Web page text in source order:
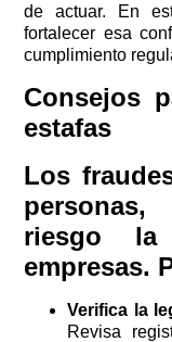
de actuar. En
fortalecer esa
cumplimiento
Consejos
estafas
Los
riesgo
empresas.
Verifica la
Revisa